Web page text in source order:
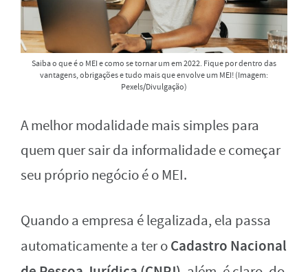
Saiba o que é o MEI e como se tornar um em 2022. Fique por dentro das
vantagens, obrigações e tudo mais que envolve um MEI! (Imagem:
Pexels/Divulgação)
A melhor modalidade mais simples para
quem quer sair da informalidade e começar
seu próprio negócio é o MEI.
Quando a empresa é legalizada, ela passa
automaticamente a ter oCadastro Nacional